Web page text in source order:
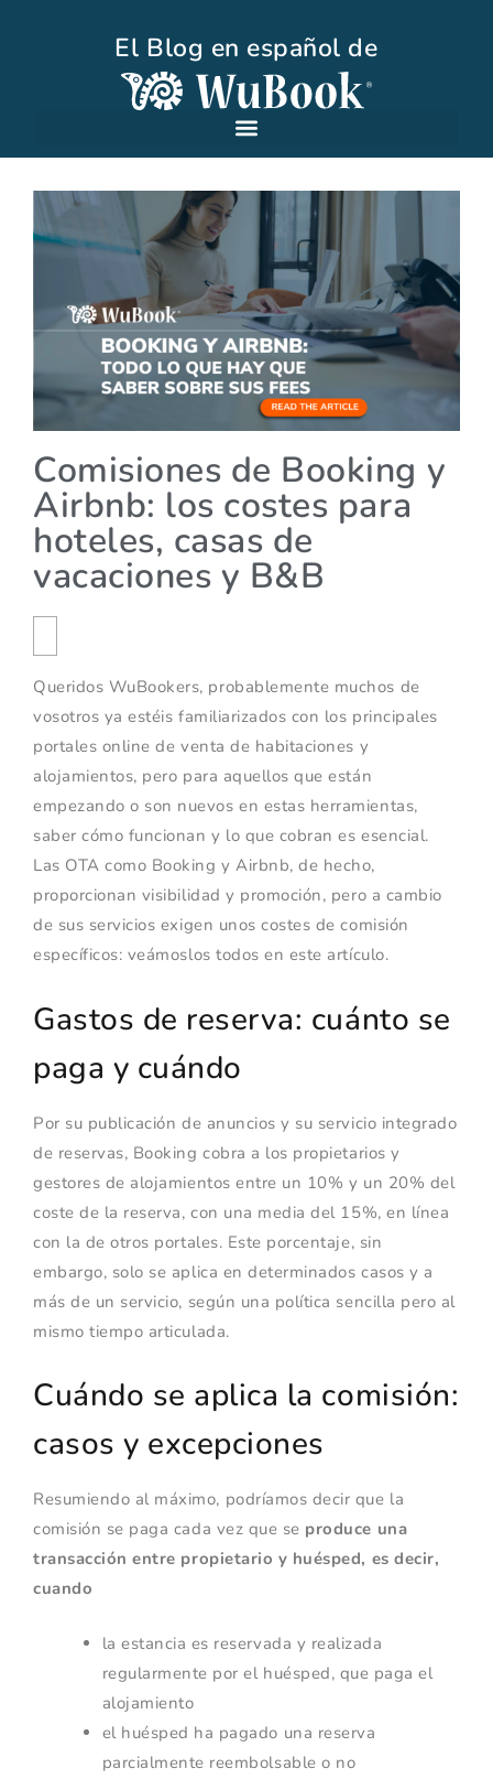
El Blog en español de
Comisiones de Booking y
Airbnb: los costes para
hoteles, casas de
vacaciones y B&B
Queridos WuBookers, probablemente muchos de
vosotros ya estéis familiarizados con los principales
portales online de venta de habitaciones y
alojamientos, pero para aquellos que están
empezando o son nuevos en estas herramientas,
saber cómo funcionan y lo que cobran es esencial.
Las OTA como Booking y Airbnb, de hecho,
proporcionan visibilidad y promoción, pero a cambio
de sus servicios exigen unos costes de comisión
específicos: veámoslos todos en este artículo.
Gastos de reserva: cuánto se
paga y cuándo
Por su publicación de anuncios y su servicio integrado
de reservas, Booking cobra a los propietarios y
gestores de alojamientos entre un 10% y un 20% del
coste de la reserva, con una media del 15%, en línea
con la de otros portales. Este porcentaje, sin
embargo, solo se aplica en determinados casos y a
más de un servicio, según una política sencilla pero al
mismo tiempo articulada.
Cuándo se aplica la comisión:
casos y excepciones
Resumiendo al máximo, podríamos decir que la
comisión se paga cada vez que se produce una
transacción entre propietario y huésped, es decir,
cuando
la estancia es reservada y realizada
regularmente por el huésped, que paga el
alojamiento
el huésped ha pagado una reserva
parcialmente reembolsable o no